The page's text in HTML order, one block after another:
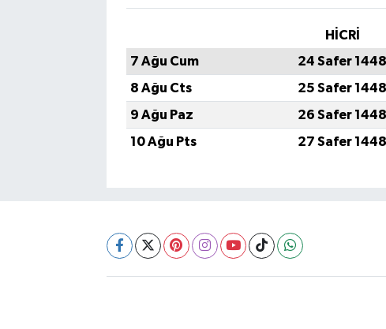
HİCRİ
7 Ağu Cum
24 Safer 1448
8 Ağu Cts
25 Safer 1448
9 Ağu Paz
26 Safer 1448
10 Ağu Pts
27 Safer 1448
KÜLTÜR-SANAT
TEKNOLOJİ